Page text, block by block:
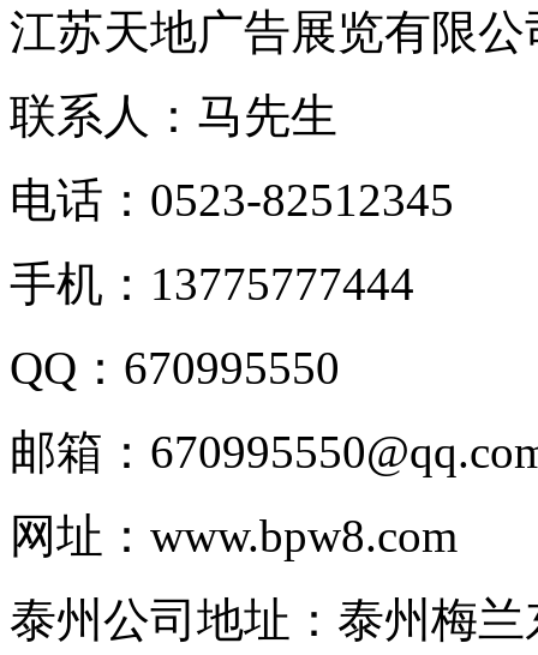
江苏天地广告展览有限公
联系人：马先生
电话：0523-82512345
手机：13775777444
QQ：670995550
邮箱：
网址：www.bpw8.com
泰州公司地址：泰州梅兰